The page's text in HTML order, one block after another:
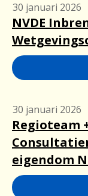
30 januari 2026
NVDE
30 januari 2026
Regioteam
eigendom